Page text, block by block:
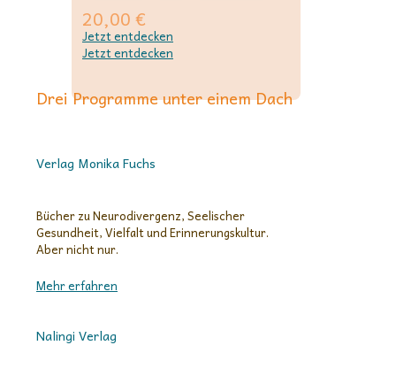
20,00€
Jetzt entdecken
Jetzt entdecken
Drei Programme unter einem Dach
Verlag Monika Fuchs
Bücher zu Neurodivergenz, Seelischer
Gesundheit, Vielfalt und Erinnerungskultur.
Aber nicht nur.
Mehr erfahren
Nalingi Verlag